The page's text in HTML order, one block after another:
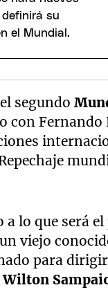
segundo
con
a lo que será
viejo
para
Wilton